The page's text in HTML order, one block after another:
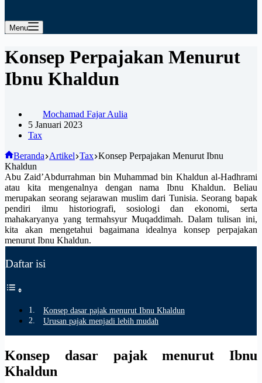
Menu
Konsep Perpajakan Menurut
Ibnu Khaldun
Mochamad Fajar Aulia
5 Januari 2023
Tax
Beranda Artikel Tax Konsep Perpajakan Menurut Ibnu
Khaldun
Abu Zaid’Abdurrahman bin Muhammad bin Khaldun al-Hadhrami
atau kita mengenalnya dengan nama Ibnu Khaldun. Beliau
merupakan seorang sejarawan muslim dari Tunisia. Seorang bapak
pendiri ilmu historiografi, sosiologi dan ekonomi, serta
mahakaryanya yang termahsyur Muqaddimah. Dalam tulisan ini,
kita akan mengetahui bagaimana idealnya konsep perpajakan
menurut Ibnu Khaldun.
Daftar isi
Konsep dasar pajak menurut Ibnu Khaldun
Urusan pajak menjadi lebih mudah
Konsep dasar pajak menurut Ibnu
Khaldun